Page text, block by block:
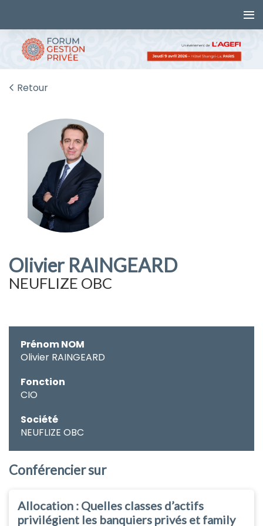
Retour
Olivier RAINGEARD
NEUFLIZE OBC
Prénom NOM
Olivier RAINGEARD
Fonction
CIO
Société
NEUFLIZE OBC
Conférencier sur
Allocation : Quelles classes d’actifs
privilégient les banquiers privés et family